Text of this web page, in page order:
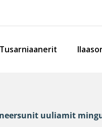
Tusarniaanerit
uuliamit